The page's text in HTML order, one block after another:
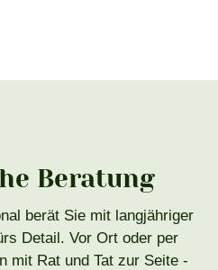
Beratung
berät Sie mit langjähriger
Detail. Vor Ort oder per
mit Rat und Tat zur Seite -